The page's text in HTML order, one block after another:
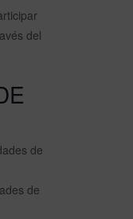
del
de
de